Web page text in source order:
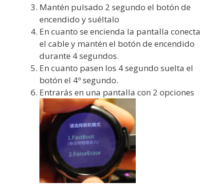
Mantén pulsado 2 segundo el botón de
encendido y suéltalo
En cuanto se encienda la pantalla conecta
el cable y mantén el botón de encendido
durante 4 segundos.
En cuanto pasen los 4 segundo suelta el
botón el 4º segundo.
Entrarás en una pantalla con 2 opciones